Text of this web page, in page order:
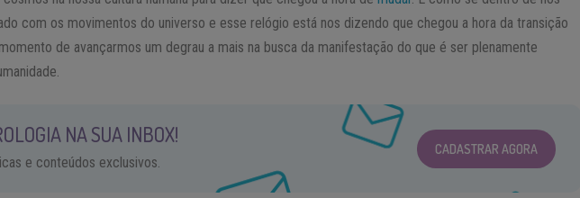
com os movimentos do universo e esse relógio está nos dizendo que chegou a hora da transição
de avançarmos um degrau a mais na busca da manifestação do que é ser plenamente
NA SUA INBOX!
e conteúdos exclusivos.
CADASTRAR AGORA